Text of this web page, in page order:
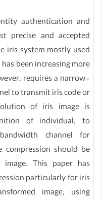
authentication and
precise and accepted
iris system mostly used
been increasing more
requires a narrow-
to transmit iris code or
of iris image is
of individual, to
channel for
compression should be
This paper has
particularly for iris
image, using